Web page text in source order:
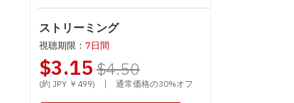
ストリーミング
視聴期限： 7日間
$3.15 $4.50
(約 JPY ￥499) | 通常価格の30%オフ